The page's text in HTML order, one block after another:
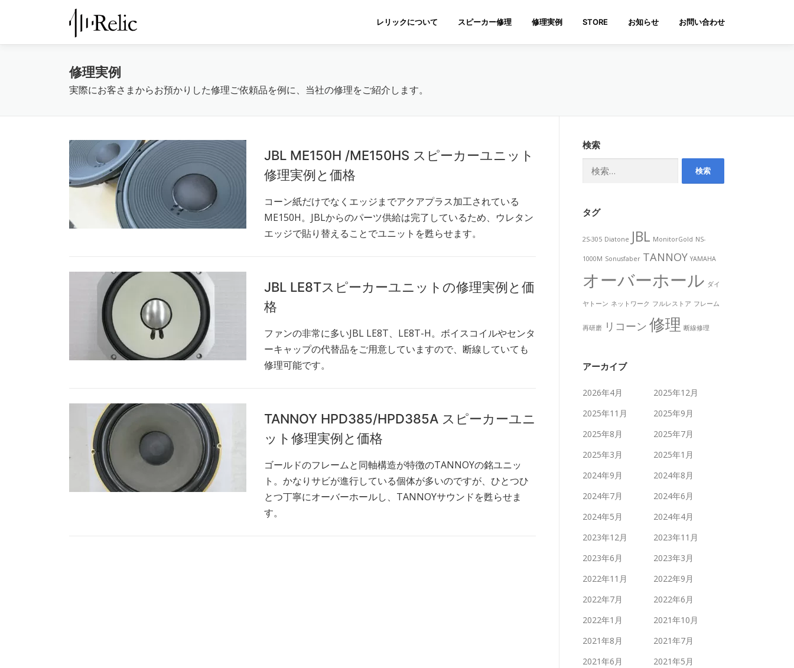
レリックについて スピーカー修理 修理実例 STORE お知らせ お問い合わせ
修理実例
実際にお客さまからお預かりした修理ご依頼品を例に、当社の修理をご紹介します。
JBL ME150H /ME150HS スピーカーユニット
修理実例と価格
コーン紙だけでなくエッジまでアクアプラス加工されている
ME150H。JBLからのパーツ供給は完了しているため、ウレタン
エッジで貼り替えることでユニットを甦らせます。
JBL LE8Tスピーカーユニットの修理実例と価
格
ファンの非常に多いJBL LE8T、LE8T-H。ボイスコイルやセンタ
ーキャップの代替品をご用意していますので、断線していても
修理可能です。
TANNOY HPD385/HPD385A スピーカーユニ
ット修理実例と価格
ゴールドのフレームと同軸構造が特徴のTANNOYの銘ユニッ
ト。かなりサビが進行している個体が多いのですが、ひとつひ
とつ丁寧にオーバーホールし、TANNOYサウンドを甦らせま
す。
検索
タグ
2S-305 Diatone JBL MonitorGold NS-
1000M Sonusfaber TANNOY YAMAHA
オーバーホール ダイ
ヤトーン ネットワーク フルレストア フレーム
再研磨 リコーン 修理 断線修理
アーカイブ
2026年4月
2025年12月
2025年11月
2025年9月
2025年8月
2025年7月
2025年3月
2025年1月
2024年9月
2024年8月
2024年7月
2024年6月
2024年5月
2024年4月
2023年12月
2023年11月
2023年6月
2023年3月
2022年11月
2022年9月
2022年7月
2022年6月
2022年1月
2021年10月
2021年8月
2021年7月
2021年6月
2021年5月